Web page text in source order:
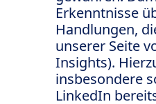
Erkenntnisse
Handlungen,
unserer Seite
Insights).
insbesondere
LinkedIn